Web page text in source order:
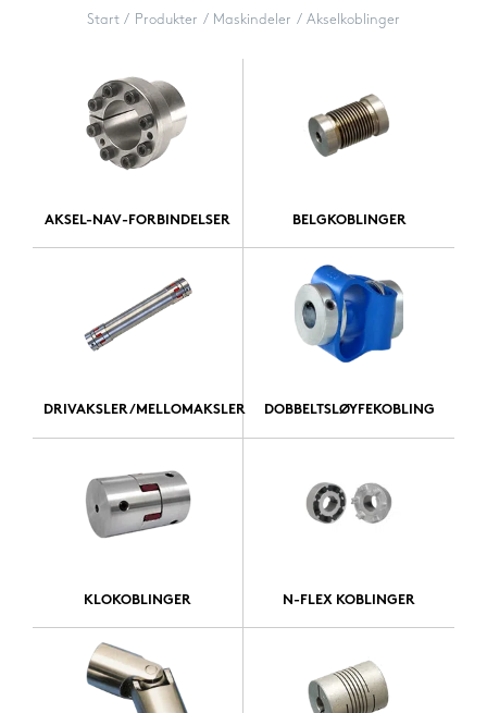
Start Produkter Maskindeler Akselkoblinger
AKSEL-NAV-FORBINDELSER BELGKOBLINGER
DRIVAKSLER/MELLOMAKSLER DOBBELTSLØYFEKOBLING
KLOKOBLINGER N-FLEX KOBLINGER